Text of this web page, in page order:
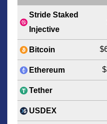
Stride Staked
Injective
Bitcoin
Ethereum
Tether
USDEX